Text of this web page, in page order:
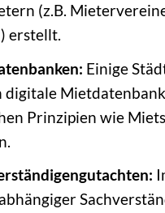
(z.B.
erstellt.
Einige
digitale
Prinzipien wie